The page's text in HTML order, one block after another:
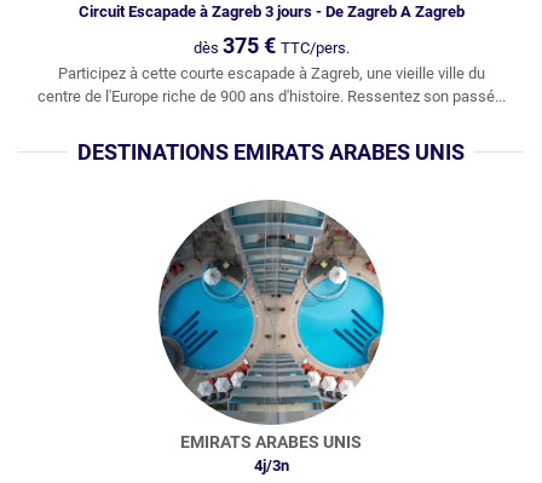
Circuit Escapade à Zagreb 3 jours - De Zagreb A Zagreb
dès 375€ TTC/pers.
Participez à cette courte escapade à Zagreb, une vieille ville du
centre de l'Europe riche de 900 ans d'histoire. Ressentez son passé...
DESTINATIONS EMIRATS ARABES UNIS
EMIRATS ARABES UNIS
4j/3n